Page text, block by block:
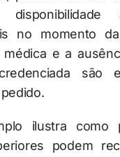
no momento
médica e a
são
ilustra como
podem